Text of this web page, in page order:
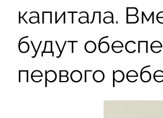
капитала.
будут
первого